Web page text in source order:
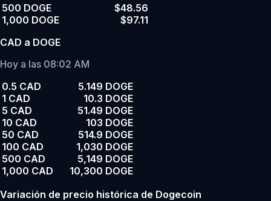
500 DOGE
$48.56
1,000 DOGE
$97.11
CAD a DOGE
Hoy a las 08:02 AM
0.5 CAD
5.149 DOGE
1 CAD
10.3 DOGE
5 CAD
51.49 DOGE
10 CAD
103 DOGE
50 CAD
514.9 DOGE
100 CAD
1,030 DOGE
500 CAD
5,149 DOGE
1,000 CAD
10,300 DOGE
Variación de precio histórica de Dogecoin